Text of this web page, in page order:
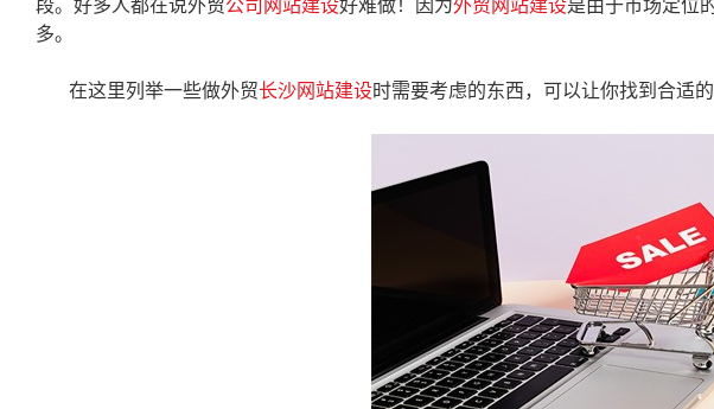
段。好多人都在说外贸公司网站建设好难做！因为外贸网站建设是由于市场定位
多。
在这里列举一些做外贸长沙网站建设时需要考虑的东西，可以让你找到合适